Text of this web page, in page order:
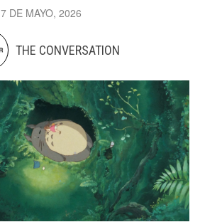
7 DE MAYO, 2026
THE CONVERSATION